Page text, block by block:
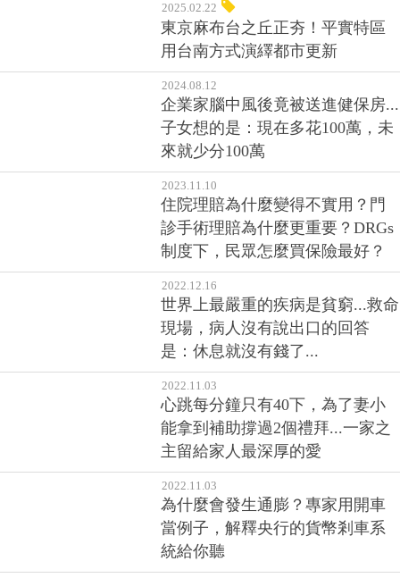
2025.02.22
東京麻布台之丘正夯！平實特區
用台南方式演繹都市更新
2024.08.12
企業家腦中風後竟被送進健保房...
子女想的是：現在多花100萬，未
來就少分100萬
2023.11.10
住院理賠為什麼變得不實用？門
診手術理賠為什麼更重要？DRGs
制度下，民眾怎麼買保險最好？
2022.12.16
世界上最嚴重的疾病是貧窮...救命
現場，病人沒有說出口的回答
是：休息就沒有錢了...
2022.11.03
心跳每分鐘只有40下，為了妻小
能拿到補助撐過2個禮拜...一家之
主留給家人最深厚的愛
2022.11.03
為什麼會發生通膨？專家用開車
當例子，解釋央行的貨幣剎車系
統給你聽